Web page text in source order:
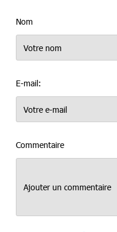
Nom
E-mail:
Commentaire